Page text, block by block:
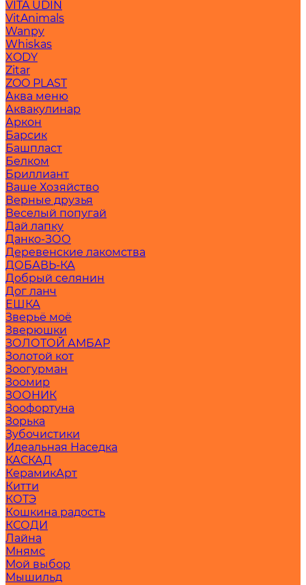
VITA UDIN
VitAnimals
Wanpy
Whiskas
XODY
Zitar
ZOO PLAST
Аква меню
Аквакулинар
Аркон
Барсик
Башпласт
Белком
Бриллиант
Ваше Хозяйство
Верные друзья
Веселый попугай
Дай лапку
Данко-ЗОО
Деревенские лакомства
ДОБАВЬ-КА
Добрый селянин
Дог ланч
ЕШКА
Зверьё моё
Зверюшки
ЗОЛОТОЙ АМБАР
Золотой кот
Зоогурман
Зоомир
ЗООНИК
Зоофортуна
Зорька
Зубочистики
Идеальная Наседка
КАСКАД
КерамикАрт
Китти
КОТЭ
Кошкина радость
КСОДИ
Лайна
Мнямс
Мой выбор
Мышильд